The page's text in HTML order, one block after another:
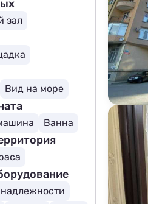
зал
Вид на море
Ванна